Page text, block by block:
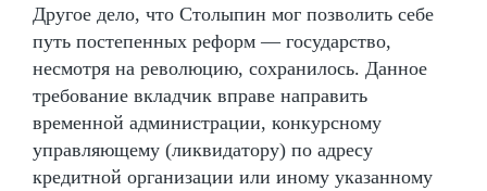
Другое дело, что Столыпин мог позволить себе
путь постепенных реформ — государство,
несмотря на революцию, сохранилось. Данное
требование вкладчик вправе направить
временной администрации, конкурсному
управляющему (ликвидатору) по адресу
кредитной организации или иному указанному